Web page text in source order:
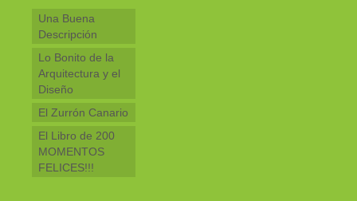
Una Buena
Descripción
Lo Bonito de la
Arquitectura y el
Diseño
El Zurrón Canario
El Libro de 200
MOMENTOS
FELICES!!!